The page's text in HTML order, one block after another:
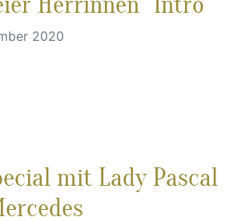
2020
mit Lady Pascal